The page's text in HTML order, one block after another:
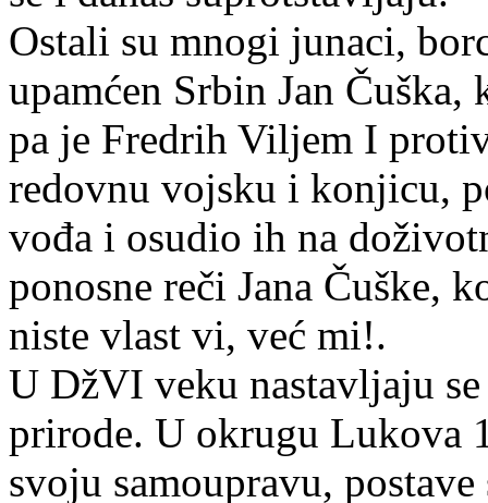
Ostali su mnogi junaci,
upamćen Srbin Jan
pa je Fredrih Viljem I
redovnu vojsku i konjicu,
vođa i osudio ih na
ponosne reči Jana Čuške,
niste vlast vi, već mi!.
U DžVI veku nastavljaju
prirode. U okrugu Lukova
svoju samoupravu,